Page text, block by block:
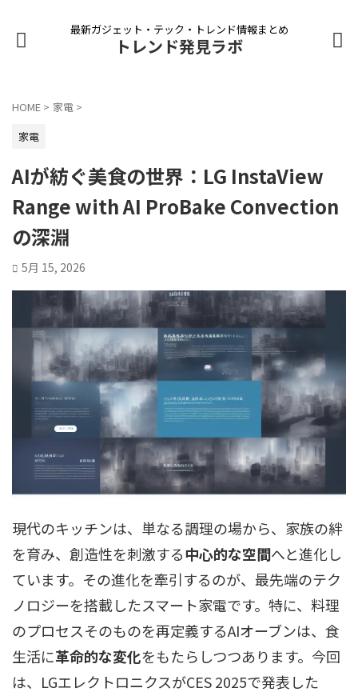
最新ガジェット・テック・トレンド情報まとめ
トレンド発見ラボ
HOME > 家電 >
家電
AIが紡ぐ美食の世界：LG InstaView
Range with AI ProBake Convection
の深淵
5月 15, 2026
現代のキッチンは、単なる調理の場から、家族の絆
を育み、創造性を刺激する中心的な空間へと進化し
ています。その進化を牽引するのが、最先端のテク
ノロジーを搭載したスマート家電です。特に、料理
のプロセスそのものを再定義するAIオーブンは、食
生活に革命的な変化をもたらしつつあります。今回
は、LGエレクトロニクスがCES 2025で発表した